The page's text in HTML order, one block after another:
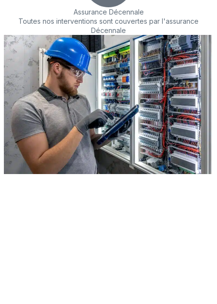
Assurance Décennale
Toutes nos interventions sont couvertes par l'assurance
Décennale